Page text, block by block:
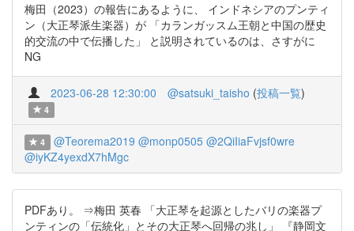
梅田（2023）の報告にあるように、 インドネシアのプンティ
ン（大正琴派生楽器）が 「カランガッスム王朝と中国の歴史
的交流の中で伝播した」 と説明されているのは、さすがに
NG
2023-06-28 12:30:00 @satsuki_taisho (投稿一覧)
4
4 @Teorema2019 @monp0505 @2QiIiaFvjsf0wre
@iyKZ4yexdX7hMgc
PDFあり。 ⇒梅田 英春 「大正琴を起源としたバリの楽器プ
ンティンの「伝統化」とその大正琴へ回帰の兆し」 『静岡文